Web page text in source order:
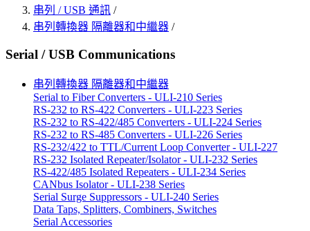
串列 / USB 通訊 /
串列轉換器 隔離器和中繼器 /
Serial / USB Communications
串列轉換器 隔離器和中繼器
Serial to Fiber Converters - ULI-210 Series
RS-232 to RS-422 Converters - ULI-223 Series
RS-232 to RS-422/485 Converters - ULI-224 Series
RS-232 to RS-485 Converters - ULI-226 Series
RS-232/422 to TTL/Current Loop Converter - ULI-227
RS-232 Isolated Repeater/Isolator - ULI-232 Series
RS-422/485 Isolated Repeaters - ULI-234 Series
CANbus Isolator - ULI-238 Series
Serial Surge Suppressors - ULI-240 Series
Data Taps, Splitters, Combiners, Switches
Serial Accessories